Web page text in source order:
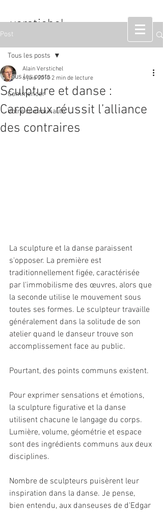
verstichel
sculpteur
Post
Tous les posts
Commencer
Votre communauté
Tous les posts
Sculpture et danse :
Carpeaux réussit l’alliance
des contraires
Alain Verstichel
6 juin 2010 2 min de lecture
La sculpture et la danse paraissent
s'opposer. La première est
traditionnellement figée, caractérisée
par l'immobilisme des œuvres, alors que
la seconde utilise le mouvement sous
toutes ses formes. Le sculpteur travaille
généralement dans la solitude de son
atelier quand le danseur trouve son
accomplissement face au public.
Pourtant, des points communs existent.
Pour exprimer sensations et émotions,
la sculpture figurative et la danse
utilisent chacune le langage du corps.
Lumière, volume, géométrie et espace
sont des ingrédients communs aux deux
disciplines.
Nombre de sculpteurs puisèrent leur
inspiration dans la danse. Je pense,
bien entendu, aux danseuses de d'Edgar